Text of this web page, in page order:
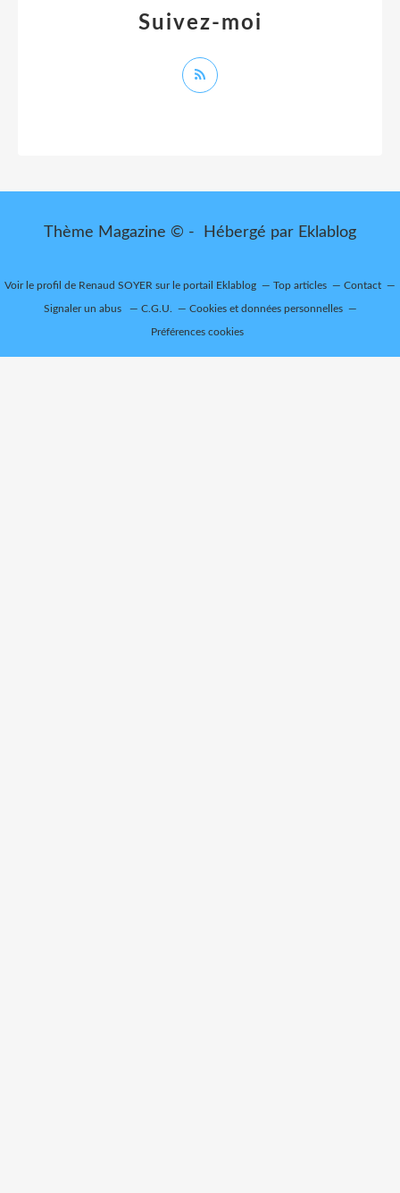
Suivez-moi
Thème Magazine © - Hébergé par Eklablog
Voir le profil de Renaud SOYER sur le portail Eklablog Top articles Contact
Signaler un abus C.G.U. Cookies et données personnelles
Préférences cookies